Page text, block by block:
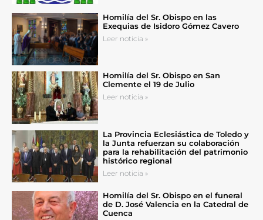
Homilía del Sr. Obispo en las
Exequias de Isidoro Gómez Cavero
Leer noticia »
Homilía del Sr. Obispo en San
Clemente el 19 de Julio
Leer noticia »
La Provincia Eclesiástica de Toledo y
la Junta refuerzan su colaboración
para la rehabilitación del patrimonio
histórico regional
Leer noticia »
Homilía del Sr. Obispo en el funeral
de D. José Valencia en la Catedral de
Cuenca